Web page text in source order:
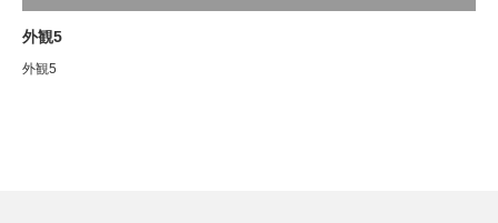
外観5
外観5